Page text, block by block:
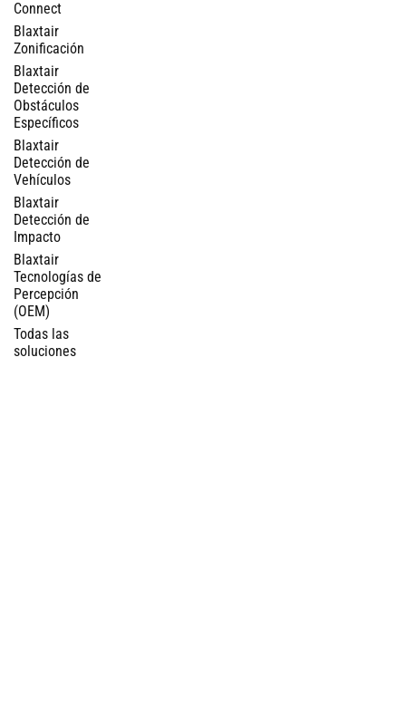
Connect
Blaxtair
Zonificación
Blaxtair
Detección de
Obstáculos
Específicos
Blaxtair
Detección de
Vehículos
Blaxtair
Detección de
Impacto
Blaxtair
Tecnologías de
Percepción
(OEM)
Todas las
soluciones